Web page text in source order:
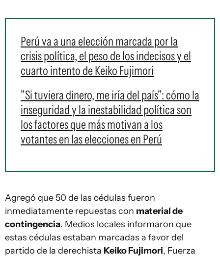
Perú va a una elección marcada por la
crisis política, el peso de los indecisos y el
cuarto intento de Keiko Fujimori
"Si tuviera dinero, me iría del país": cómo la
inseguridad y la inestabilidad política son
los factores que más motivan a los
votantes en las elecciones en Perú
Agregó que 50 de las cédulas fueron
inmediatamente repuestas con material de
contingencia. Medios locales informaron que
estas cédulas estaban marcadas a favor del
partido de la derechista Keiko Fujimori, Fuerza